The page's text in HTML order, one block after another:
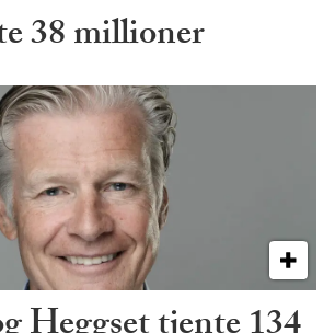
38 millioner